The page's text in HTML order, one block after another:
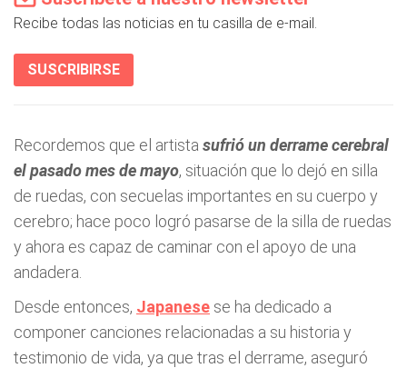
Recibe todas las noticias en tu casilla de e-mail.
SUSCRIBIRSE
Recordemos que el artista sufrió un derrame cerebral
el pasado mes de mayo, situación que lo dejó en silla
de ruedas, con secuelas importantes en su cuerpo y
cerebro; hace poco logró pasarse de la silla de ruedas
y ahora es capaz de caminar con el apoyo de una
andadera.
Desde entonces, Japanese se ha dedicado a
componer canciones relacionadas a su historia y
testimonio de vida, ya que tras el derrame, aseguró